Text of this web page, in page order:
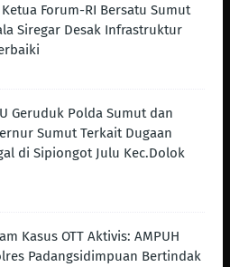
Forum-RI Bersatu Sumut
Siregar Desak Infrastruktur
Geruduk Polda Sumut dan
Sumut Terkait Dugaan
di Sipiongot Julu Kec.Dolok
Kasus OTT Aktivis: AMPUH
Padangsidimpuan Bertindak